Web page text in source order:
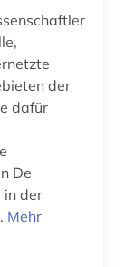
der
dafür
De
in der
Mehr